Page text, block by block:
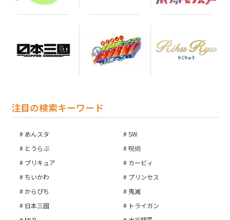
注目の検索キーワード
あんスタ
SW
とうらぶ
呪術
プリキュア
カービィ
ちいかわ
プリンセス
からぴち
鬼滅
日本三國
トライガン